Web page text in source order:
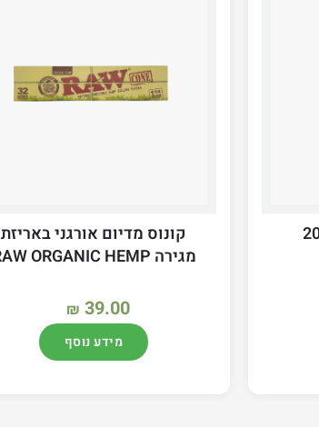
קונוס מדיום אורגני באריזת
מגירה RAW ORGANIC HEMP
₪ 39.00
מידע נוסף